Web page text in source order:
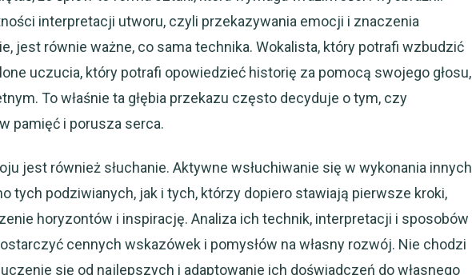
interpretacji utworu, czyli przekazywania emocji i znaczenia
jest równie ważne, co sama technika. Wokalista, który potrafi wzbudzić
uczucia, który potrafi opowiedzieć historię za pomocą swojego głosu,
To właśnie ta głębia przekazu często decyduje o tym, czy
pamięć i porusza serca.
jest również słuchanie. Aktywne wsłuchiwanie się w wykonania innych
tych podziwianych, jak i tych, którzy dopiero stawiają pierwsze kroki,
horyzontów i inspirację. Analiza ich technik, interpretacji i sposobów
cennych wskazówek i pomysłów na własny rozwój. Nie chodzi
się od najlepszych i adaptowanie ich doświadczeń do własnego